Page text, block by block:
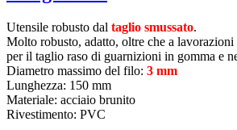
Utensile robusto dal taglio smussato.
Molto robusto, adatto, oltre che a
per il taglio raso di guarnizioni in gomma e
Diametro massimo del filo: 3 mm
Lunghezza: 150 mm
Materiale: acciaio brunito
Rivestimento: PVC